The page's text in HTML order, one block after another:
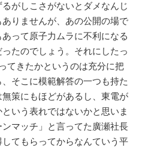
がしこさがないとダメなんじ
りませんが、あの公開の場で
って原子力ムラに不利になる
たのでしょう。それにしたっ
てきたかというのは充分に把
そこに模範解答の一つも持た
策にもほどがあるし、東電が
いう表れではないかと思いま
マッチ」と言ってた廣瀬社長
てもらってからなんていう平